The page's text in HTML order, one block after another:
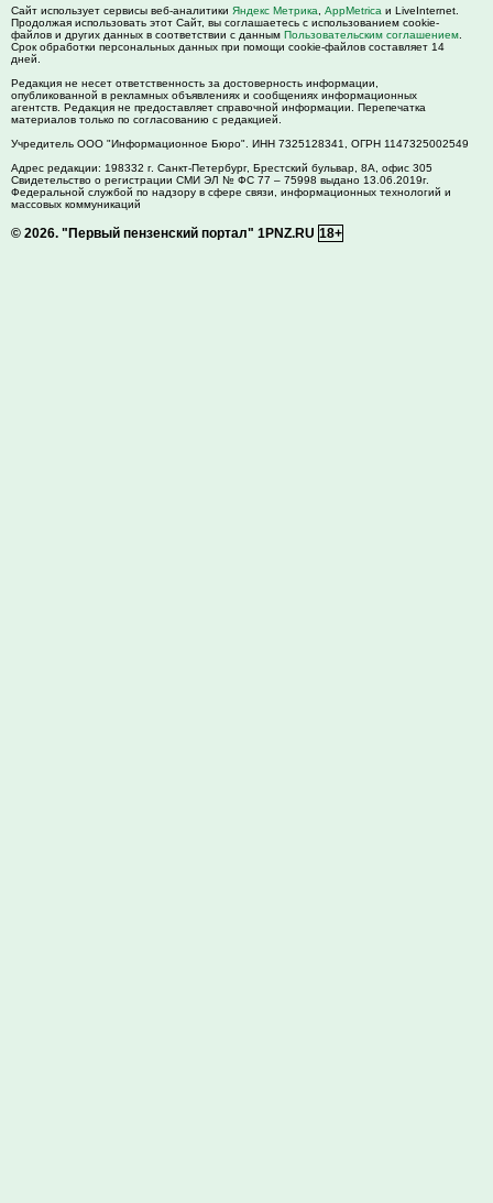
Сайт использует сервисы веб-аналитики Яндекс Метрика AppMetrica и LiveInternet.
Продолжая использовать этот Сайт, вы соглашаетесь с использованием cookie-
файлов и других данных в соответствии с данным Пользовательским соглашением
Срок обработки персональных данных при помощи cookie-файлов составляет 14
дней.
Редакция не несет ответственность за достоверность информации,
опубликованной в рекламных объявлениях и сообщениях информационных
агентств. Редакция не предоставляет справочной информации. Перепечатка
материалов только по согласованию с редакцией.
Учредитель ООО "Информационное Бюро". ИНН 7325128341, ОГРН 1147325002549
Адрес редакции: 198332 г. Санкт-Петербург, Брестский бульвар, 8А, офис 305
Свидетельство о регистрации СМИ ЭЛ № ФС 77 – 75998 выдано 13.06.2019г.
Федеральной службой по надзору в сфере связи, информационных технологий и
массовых коммуникаций
© 2026. "Первый пензенский портал" 1PNZ.RU 18+